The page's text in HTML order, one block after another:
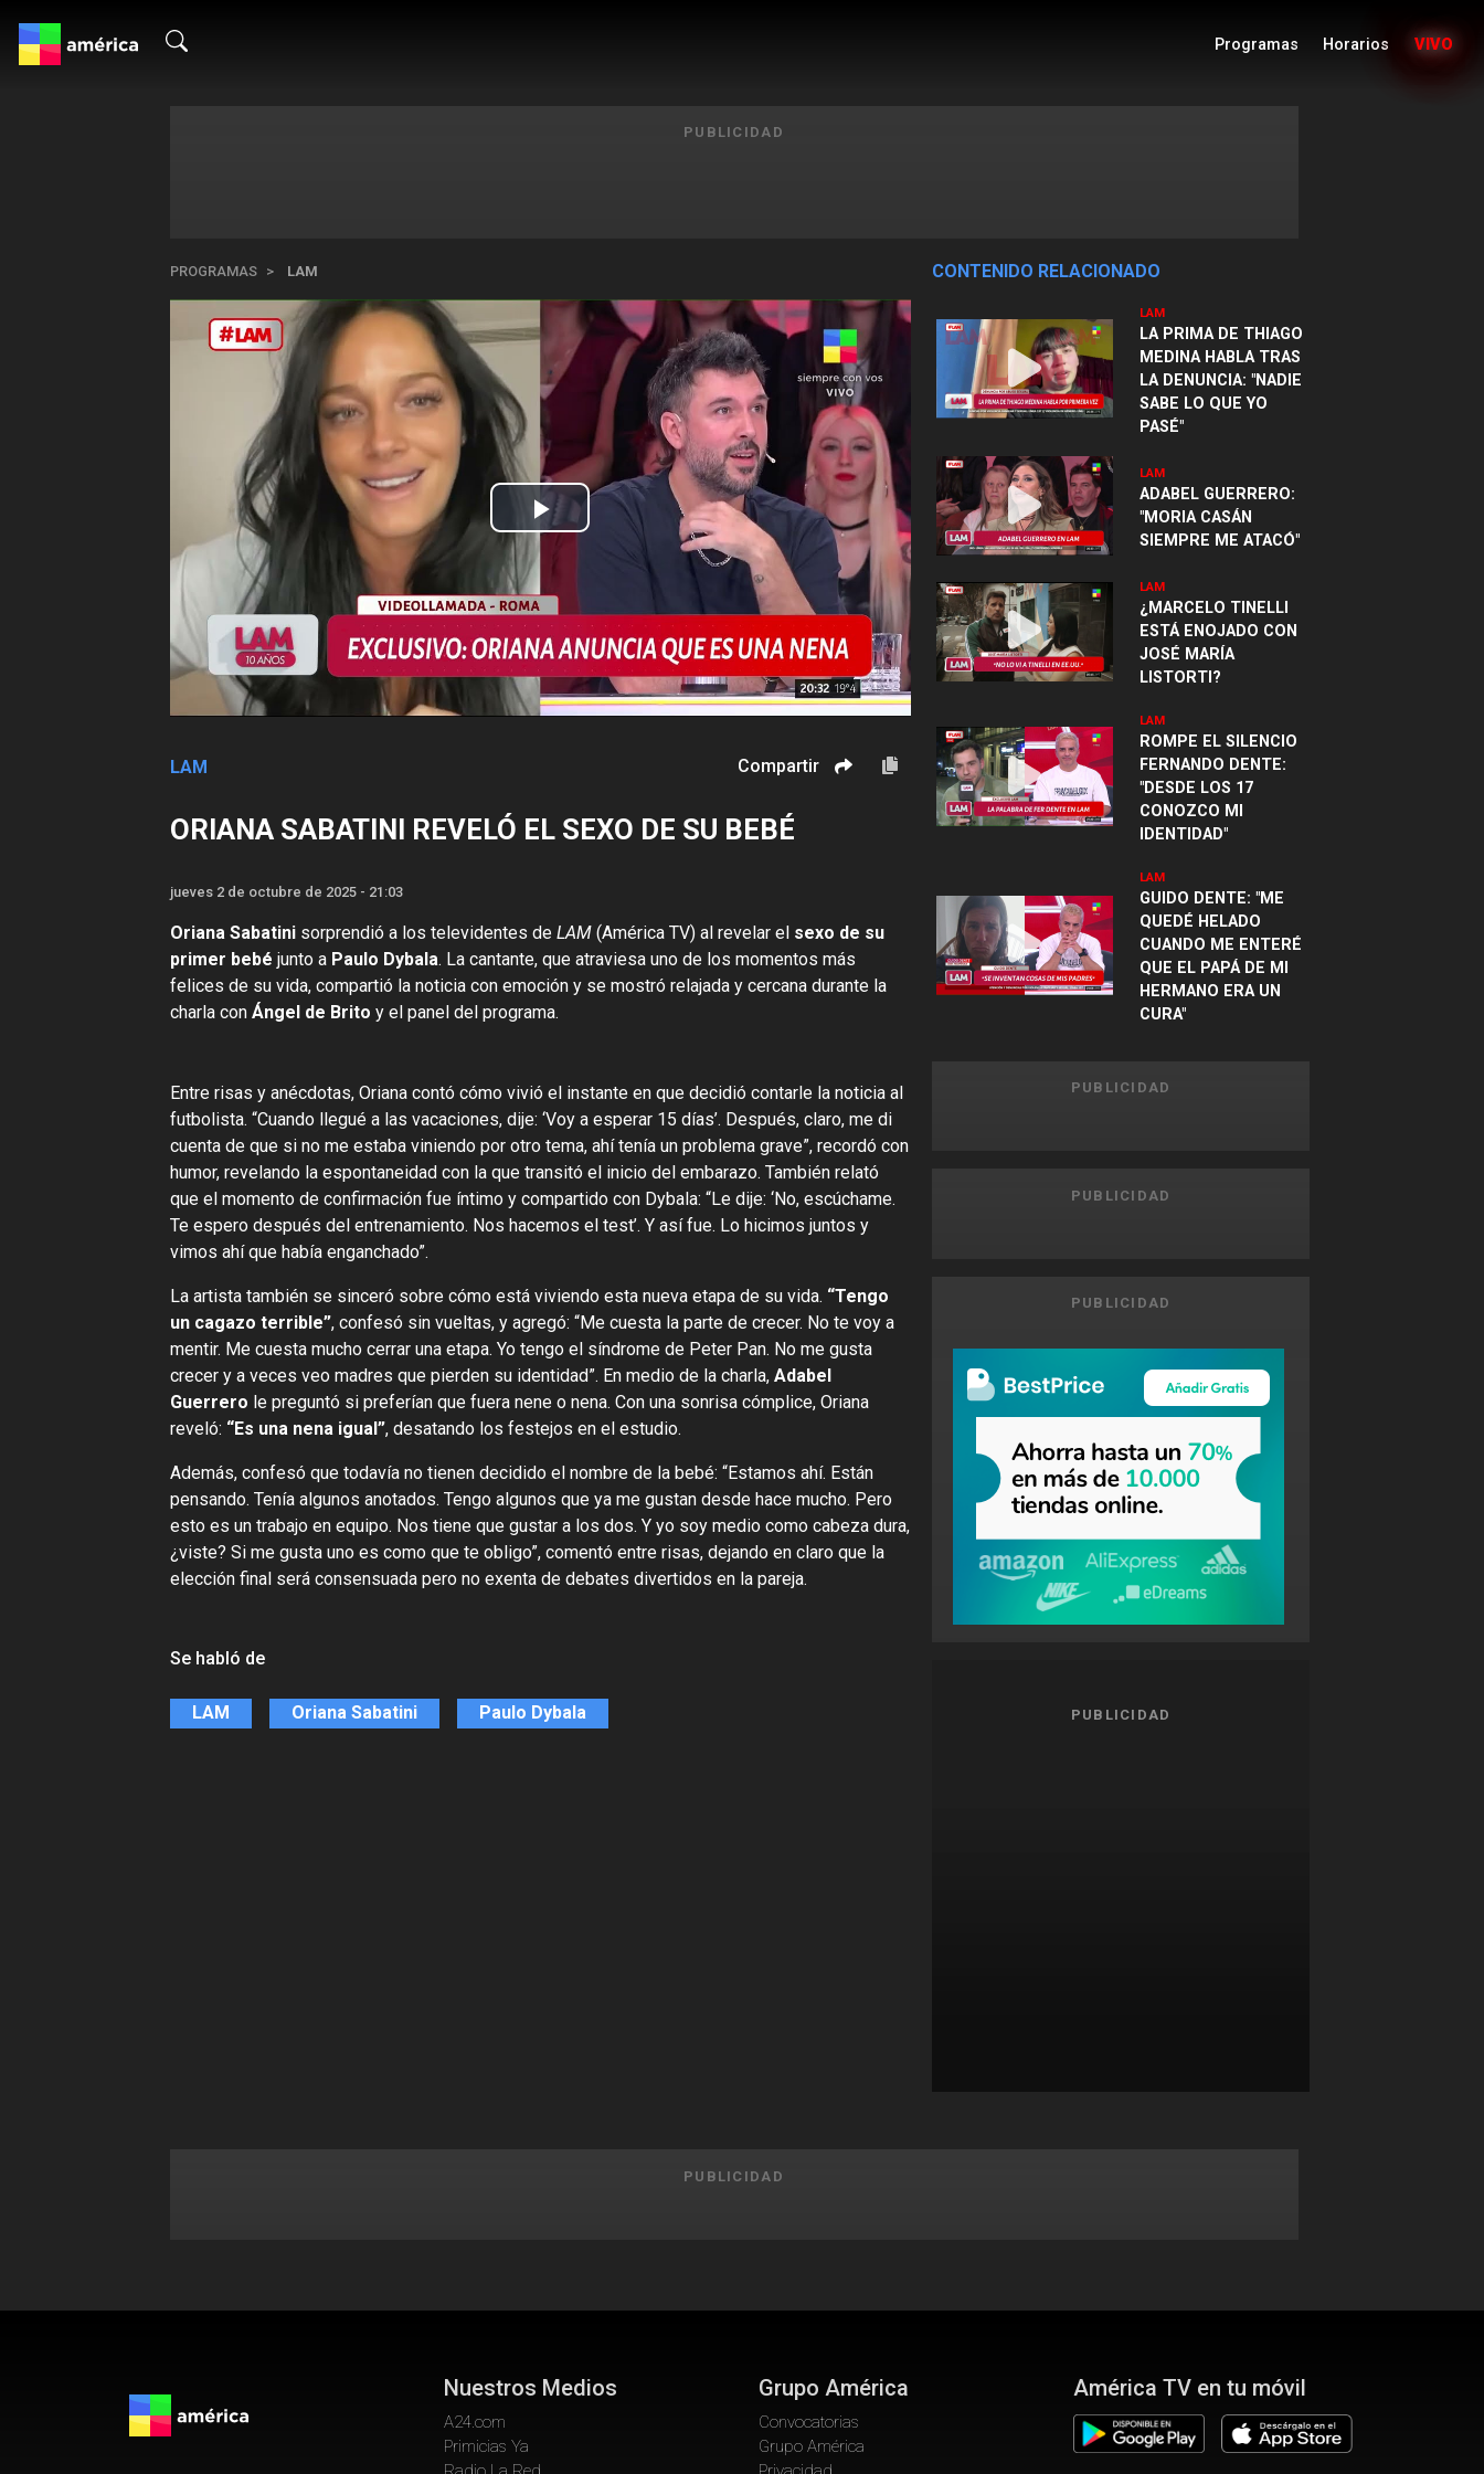
Programas Horarios VIVO
PUBLICIDAD
PROGRAMAS LAM
Play
Video
LAM Compartir
ORIANA SABATINI REVELÓ EL SEXO DE SU BEBÉ
jueves 2 de octubre de 2025 - 21:03
Oriana Sabatinisorprendió a los televidentes de LAM(América TV) al revelar el sexo de su
primer bebé junto a Paulo Dybala. La cantante, que atraviesa uno de los momentos más
felices de su vida, compartió la noticia con emoción y se mostró relajada y cercana durante la
charla con Ángel de Brito y el panel del programa.
Entre risas y anécdotas, Oriana contó cómo vivió el instante en que decidió contarle la noticia al
futbolista. “Cuando llegué a las vacaciones, dije: ‘Voy a esperar 15 días’. Después, claro, me di
cuenta de que si no me estaba viniendo por otro tema, ahí tenía un problema grave”, recordó con
humor, revelando la espontaneidad con la que transitó el inicio del embarazo. También relató
que el momento de confirmación fue íntimo y compartido con Dybala: “Le dije: ‘No, escúchame.
Te espero después del entrenamiento. Nos hacemos el test’. Y así fue. Lo hicimos juntos y
vimos ahí que había enganchado”.
La artista también se sinceró sobre cómo está viviendo esta nueva etapa de su vida. “Tengo
un cagazo terrible”, confesó sin vueltas, y agregó: “Me cuesta la parte de crecer. No te voy a
mentir. Me cuesta mucho cerrar una etapa. Yo tengo el síndrome de Peter Pan. No me gusta
crecer y a veces veo madres que pierden su identidad”. En medio de la charla, Adabel
Guerrero le preguntó si preferían que fuera nene o nena. Con una sonrisa cómplice, Oriana
reveló: “Es una nena igual”, desatando los festejos en el estudio.
Además, confesó que todavía no tienen decidido el nombre de la bebé: “Estamos ahí. Están
pensando. Tenía algunos anotados. Tengo algunos que ya me gustan desde hace mucho. Pero
esto es un trabajo en equipo. Nos tiene que gustar a los dos. Y yo soy medio como cabeza dura,
¿viste? Si me gusta uno es como que te obligo”, comentó entre risas, dejando en claro que la
elección final será consensuada pero no exenta de debates divertidos en la pareja.
Se habló de
LAM Oriana Sabatini Paulo Dybala
CONTENIDO RELACIONADO
LAM
LA PRIMA DE THIAGO
MEDINA HABLA TRAS
LA DENUNCIA: "NADIE
SABE LO QUE YO
PASÉ"
LAM
ADABEL GUERRERO:
"MORIA CASÁN
SIEMPRE ME ATACÓ"
LAM
¿MARCELO TINELLI
ESTÁ ENOJADO CON
JOSÉ MARÍA
LISTORTI?
LAM
ROMPE EL SILENCIO
FERNANDO DENTE:
"DESDE LOS 17
CONOZCO MI
IDENTIDAD"
LAM
GUIDO DENTE: "ME
QUEDÉ HELADO
CUANDO ME ENTERÉ
QUE EL PAPÁ DE MI
HERMANO ERA UN
CURA"
PUBLICIDAD
PUBLICIDAD
PUBLICIDAD
PUBLICIDAD
PUBLICIDAD
Nuestros Medios
A24.com
Primicias Ya
Grupo América
Convocatorias
Grupo América
América TV en tu móvil